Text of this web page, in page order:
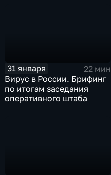
31 января
22 мин
Вирус в России. Брифинг
по итогам заседания
оперативного штаба